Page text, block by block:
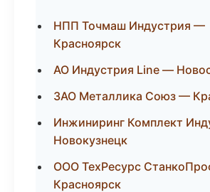
НПП Точмаш Индустрия —
Красноярск
АО Индустрия Line —
ЗАО Металлика Союз —
Инжиниринг Комплект
Новокузнецк
ООО ТехРесурс
Красноярск